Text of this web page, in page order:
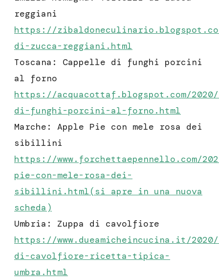
reggiani
https://
di-zucca-reggiani.html
Toscana: Cappelle di funghi porcini
al forno
https://acquacottaf.blogspot.com/
di-funghi-porcini-al-forno.html
Marche: Apple Pie con mele rosa dei
sibillini
https://www.forchettaepennello.com/
pie-con-mele-rosa-dei-
sibillini .html(si apre in una nuova
scheda)
Umbria: Zuppa di cavolfiore
https://www.dueamicheincucina.it/
di-cavolfiore-ricetta-tipica-
umbra.html